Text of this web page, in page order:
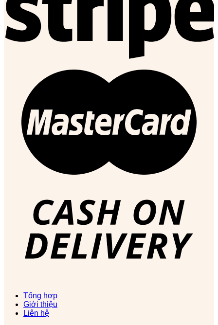
Tổng hợp
Giới thiệu
Liên hệ